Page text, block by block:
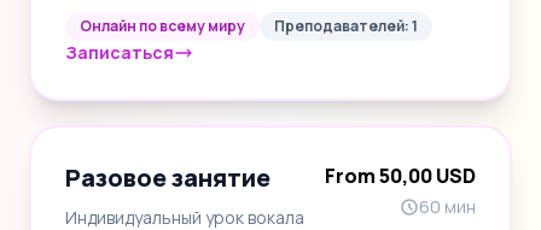
Онлайн по всему миру Преподавателей: 1
Записаться
Разовое занятие
Индивидуальный урок вокала
From 50,00 USD
60 мин